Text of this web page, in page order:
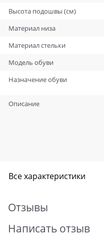
Высота подошвы (см)
Материал низа
Материал стельки
Модель обуви
Назначение обуви
Описание
Все характеристики
Отзывы
Написать отзыв